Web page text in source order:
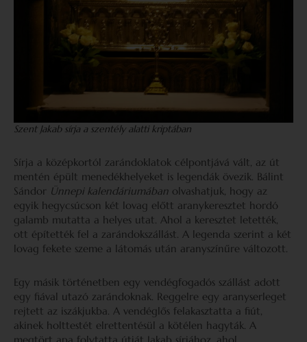
Szent Jakab sírja a szentély alatti kriptában
Sírja a középkortól zarándoklatok célpontjává vált, az út
mentén épült menedékhelyeket is legendák övezik. Bálint
Sándor Ünnepi kalendáriumában olvashatjuk, hogy az
egyik hegycsúcson két lovag előtt aranykeresztet hordó
galamb mutatta a helyes utat. Ahol a keresztet letették,
ott építették fel a zarándokszállást. A legenda szerint a két
lovag fekete szeme a látomás után aranyszínűre változott.
Egy másik történetben egy vendégfogadós szállást adott
egy fiával utazó zarándoknak. Reggelre egy aranyserleget
rejtett az iszákjukba. A vendéglős felakasztatta a fiút,
akinek holttestét elrettentésül a kötélen hagyták. A